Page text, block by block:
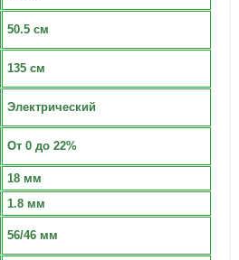
50.5 см
135 см
Электрический
От 0 до 22%
18 мм
1.8 мм
56/46 мм